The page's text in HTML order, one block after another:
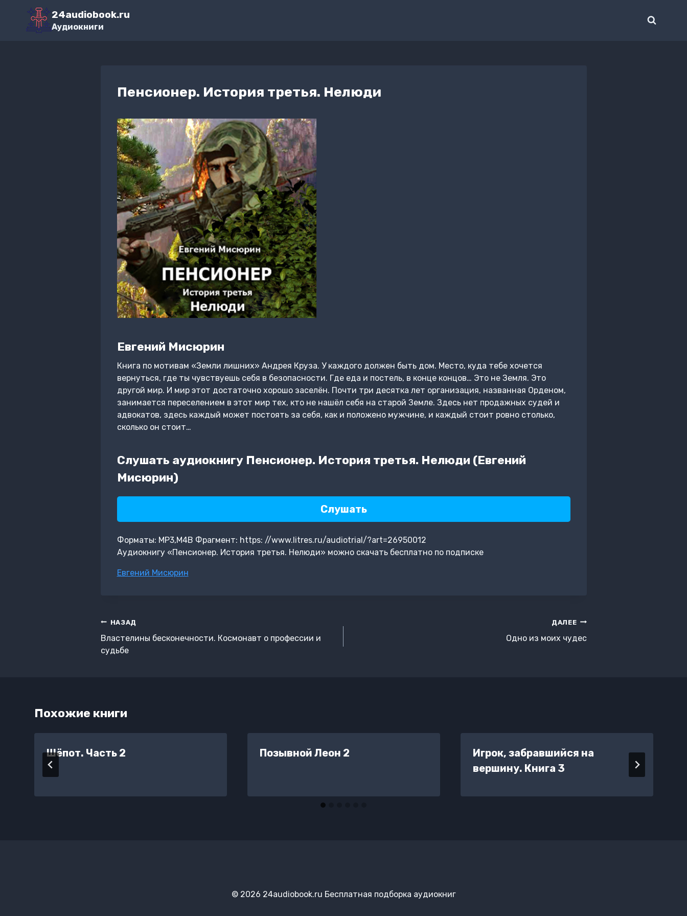
Перейти
содержимому
24audiobook.ru
Аудиокниги
Пенсионер. История третья. Нелюди
Евгений Мисюрин
Книга по мотивам «Земли лишних» Андрея Круза. У каждого должен быть дом. Место, куда тебе хочется
вернуться, где ты чувствуешь себя в безопасности. Где еда и постель, в конце концов… Это не Земля. Это
другой мир. И мир этот достаточно хорошо заселён. Почти три десятка лет организация, названная Орденом,
занимается переселением в этот мир тех, кто не нашёл себя на старой Земле. Здесь нет продажных судей и
адвокатов, здесь каждый может постоять за себя, как и положено мужчине, и каждый стоит ровно столько,
сколько он стоит…
Слушать аудиокнигу Пенсионер. История третья. Нелюди (Евгений
Мисюрин)
Слушать
Форматы: MP3,M4B Фрагмент: https: //www.litres.ru/audiotrial/?art=26950012
Аудиокнигу «Пенсионер. История третья. Нелюди» можно скачать бесплатно по подписке
Метки
Евгений Мисюрин
Навигация
по
записям
НАЗАД
Властелины бесконечности. Космонавт о профессии и
судьбе
ДАЛЕЕ
Одно из моих чудес
Похожие книги
Шёпот. Часть 2 Позывной Леон 2
Игрок, забравшийся на
вершину. Книга 3
© 2026 24audiobook.ru Бесплатная подборка аудиокниг